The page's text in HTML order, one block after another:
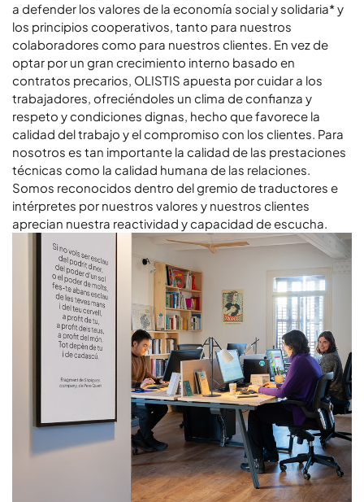
a defender los valores de la economía social y solidaria*y
los principios cooperativos, tanto para nuestros
colaboradores como para nuestros clientes. En vez de
optar por un gran crecimiento interno basado en
contratos precarios, OLISTIS apuesta por cuidar a los
trabajadores, ofreciéndoles un clima de confianza y
respeto y condiciones dignas, hecho que favorece la
calidad del trabajo y el compromiso con los clientes. Para
nosotros es tan importante la calidad de las prestaciones
técnicas como la calidad humana de las relaciones.
Somos reconocidos dentro del gremio de traductores e
intérpretes por nuestros valores y nuestros clientes
aprecian nuestra reactividad y capacidad de escucha.